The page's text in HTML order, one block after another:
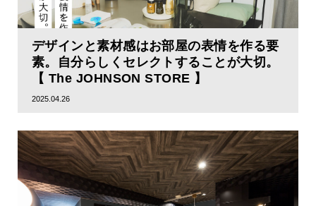
デザインと素材感はお部屋の表情を作る要
素。自分らしくセレクトすることが大切。
【 The JOHNSON STORE 】
2025.04.26